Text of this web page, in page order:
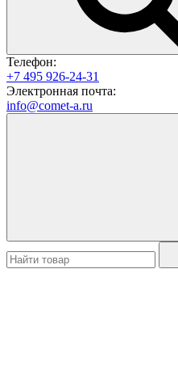
Телефон:
+7 495 926-24-31
Электронная почта:
info@comet-a.ru